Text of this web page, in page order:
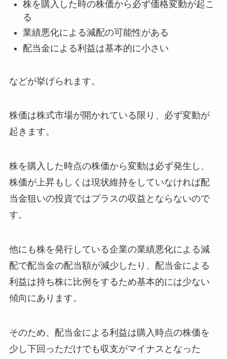
株を購入した時の株価から必ず価格変動が起こ
る
業績悪化による減配の可能性がある
配当金による利益は基本的に小さい
などが挙げられます。
株価は株式市場が開かれている限り、必ず変動が
起きます。
株を購入した時点の株価から変動は必ず発生し、
株価が上昇もしくは現状維持をしていなければ配
当金狙いの投資ではプラスの収益とならないので
す。
他にも株を発行している企業の業績悪化による減
配で配当金の配当額が減少したり、配当金による
利益は持ち株に比例をするため基本的には少ない
傾向にあります。
そのため、配当金による利益は購入時点の株価を
少し下回っただけでも収支がマイナスとなった